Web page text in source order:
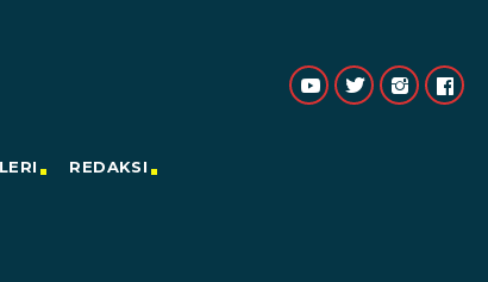
REDAKSI